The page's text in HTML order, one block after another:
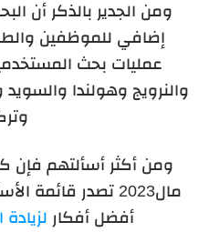
ومن الجدير بالذكر أن
عمليات بحث
والنرويج وهولندا والسويد
ومن أكثر أسألتهم فإن
مال2023 تصدر
أفضل أفكار لزيادة